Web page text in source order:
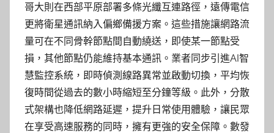
哥大則在西部平原部署多條光纖互連路徑，遠傳電信
更將衛星通訊納入偏鄉備援方案。這些措施讓網路流
量可在不同骨幹節點間自動繞送，即使某一節點受
損，其他節點仍能維持基本通訊。業者同步引進AI智
慧監控系統，即時偵測線路異常並啟動切換，平均恢
復時間從過去的數小時縮短至分鐘等級。此外，分散
式架構也降低網路延遲，提升日常使用體驗，讓民眾
在享受高速服務的同時，擁有更強的安全保障。數發